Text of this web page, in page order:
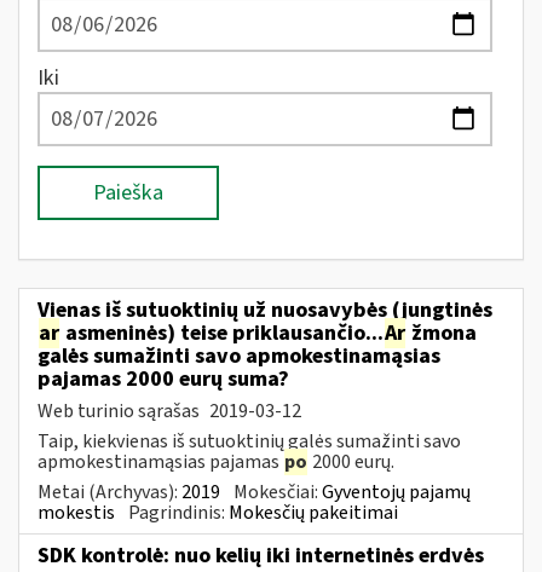
Iki
Paieška
Vienas iš sutuoktinių už nuosavybės (jungtinės
ar asmeninės) teise priklausančio...Ar žmona
galės sumažinti savo apmokestinamąsias
pajamas 2000 eurų suma?
Web turinio sąrašas 2019-03-12
Taip, kiekvienas iš sutuoktinių galės sumažinti savo
apmokestinamąsias pajamas po 2000 eurų.
Metai (Archyvas): 2019 Mokesčiai:Gyventojų pajamų
mokestis Pagrindinis: Mokesčių pakeitimai
SDK kontrolė: nuo kelių iki internetinės erdvės